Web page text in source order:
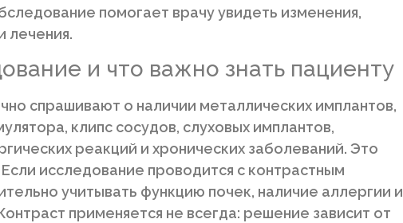
помогает врачу увидеть изменения,
лечения.
и что важно знать пациенту
спрашивают о наличии металлических имплантов,
клипс сосудов, слуховых имплантов,
реакций и хронических заболеваний. Это
исследование проводится с контрастным
учитывать функцию почек, наличие аллергии и
применяется не всегда: решение зависит от